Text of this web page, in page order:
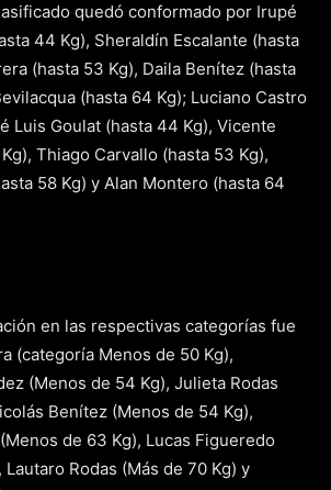
quedó conformado por Irupé
44 Kg), Sheraldín Escalante (hasta
(hasta 53 Kg), Daila Benítez (hasta
(hasta 64 Kg); Luciano Castro
Luis Goulat (hasta 44 Kg), Vicente
Thiago Carvallo (hasta 53 Kg),
58 Kg) y Alan Montero (hasta 64
en las respectivas categorías fue
(categoría Menos de 50 Kg),
(Menos de 54 Kg), Julieta Rodas
Benítez (Menos de 54 Kg),
de 63 Kg), Lucas Figueredo
Rodas (Más de 70 Kg) y